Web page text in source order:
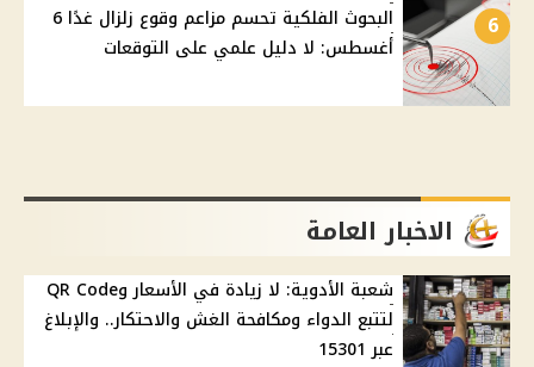
6
البحوث الفلكية تحسم مزاعم وقوع زلزال غدًا 6
أغسطس: لا دليل علمي على التوقعات
الاخبار العامة
شعبة الأدوية: لا زيادة في الأسعار وQR Code
لتتبع الدواء ومكافحة الغش والاحتكار.. والإبلاغ
عبر 15301